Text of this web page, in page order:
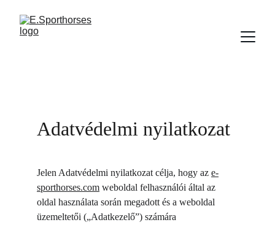
Adatvédelmi nyilatkozat
Jelen Adatvédelmi nyilatkozat célja, hogy az e-
sporthorses.com weboldal felhasználói által az
oldal használata során megadott és a weboldal
üzemeltetői („Adatkezelő”) számára